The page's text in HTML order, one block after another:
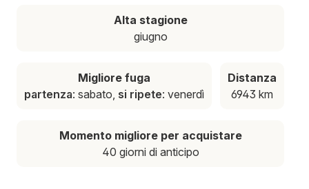
Alta stagione
giugno
Migliore fuga
partenza: sabato, si ripete: venerdì
Distanza
6943 km
Momento migliore per acquistare
40 giorni di anticipo